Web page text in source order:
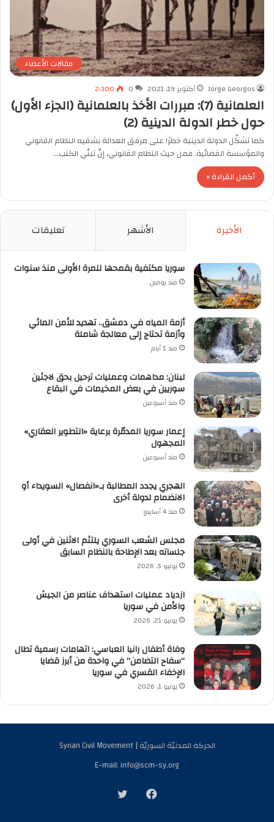
مقالات الأعضاء
Jorge Georgos
أكتوبر 19, 2021 0 2٬300
العلمانية (7): مبررات الأخذ بالعلمانية (الجزء الأول)
حول خطر الدولة الدينية (2)
كما تشكّل الدولة الدينية خطرًا على مرفق العدالة بشقيه النظام القانوني
والمؤسسة القضائية. فمن حيث النظام القانوني، إنّ تبنّي الكتب…
أكمل القراءة »
الأخيرة الأشهر تعليقات
سوريا مكتفية بقمحها للمرة الأولى منذ سنوات
منذ يومين
أزمة المياه في دمشق.. تهديد للأمن المائي
وأزمة تحتاج إلى معالجة شاملة
منذ 5 أيام
لبنان: مداهمات وعمليات ترحيل بحق لاجئين
سوريين في بعض المخيمات في البقاع
منذ أسبوعين
إعمار سوريا المدمّرة برعاية «التطوير العقاري»
المجهول
منذ أسبوعين
الهجري يجدد المطالبة بـ«انفصال» السويداء أو
الانضمام لدولة أخرى
منذ 4 أسابيع
مجلس الشعب السوري يلتئم الاثنين في أولى
جلساته بعد الإطاحة بالنظام السابق
يوليو 5, 2026
ازدياد عمليات استهداف عناصر من الجيش
والأمن في سوريا
يونيو 21, 2026
وفاة أطفال رانيا العباسي: اتهامات رسمية تطال
“سفاح التضامن” في واحدة من أبرز قضايا
الإخفاء القسري في سوريا
يونيو 1, 2026
الحركة المدنيّة السوريّة | Syrian Civil Movement
E-mail: info@scm-sy.org
فيسبوك